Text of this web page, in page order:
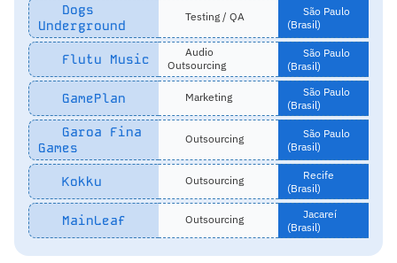
Dogs
Underground
Testing / QA
São Paulo
(Brasil)
Flutu Music
Audio
Outsourcing
São Paulo
(Brasil)
GamePlan Marketing
São Paulo
(Brasil)
Garoa Fina
Games
Outsourcing
São Paulo
(Brasil)
Kokku Outsourcing
Recife
(Brasil)
MainLeaf Outsourcing
Jacareí
(Brasil)